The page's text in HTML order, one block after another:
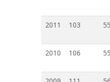
2011
103 55
2010
106 55